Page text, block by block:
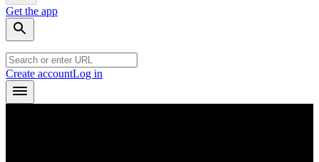
Get the app
Create accountLog in